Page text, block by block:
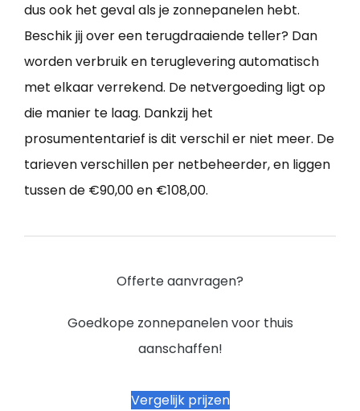
dus ook het geval als je zonnepanelen hebt.
Beschik jij over een terugdraaiende teller? Dan
worden verbruik en teruglevering automatisch
met elkaar verrekend. De netvergoeding ligt op
die manier te laag. Dankzij het
prosumententarief is dit verschil er niet meer. De
tarieven verschillen per netbeheerder, en liggen
tussen de €90,00 en €108,00.
Offerte aanvragen?
Goedkope zonnepanelen voor thuis
aanschaffen!
Vergelijk prijzen